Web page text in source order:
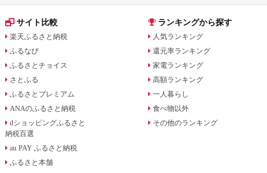
サイト比較
楽天ふるさと納税
ふるなび
ふるさとチョイス
さとふる
ふるさとプレミアム
ANAのふるさと納税
dショッピングふるさと
納税百選
au PAY ふるさと納税
ふるさと本舗
ランキングから探す
人気ランキング
還元率ランキング
家電ランキング
高額ランキング
一人暮らし
食べ物以外
その他のランキング